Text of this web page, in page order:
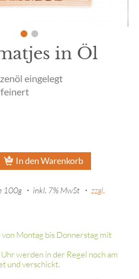
in Öl
eingelegt
In den Warenkorb
100g ・ inkl. 7% MwSt ・ zzgl.
Montag bis Donnerstag mit
werden in der Regel noch am
und verschickt.